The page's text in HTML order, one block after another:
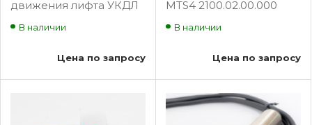
движения лифта УКДЛ
В наличии
Цена по запросу
MTS4 2100.02.00.000
В наличии
Цена по запросу